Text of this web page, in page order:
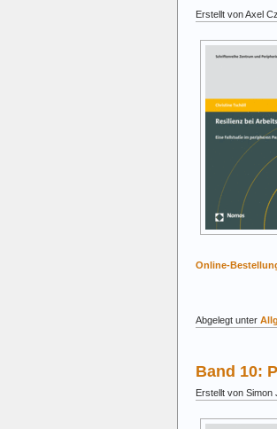
Erstellt von Axel
Online-
Abgelegt unter
Band 10:
Erstellt von